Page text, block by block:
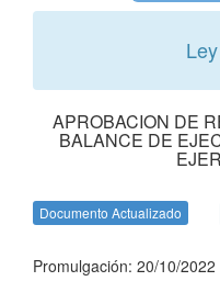
Ley
APROBACION DE
BALANCE DE
Documento Actualizado
Promulgación: 20/10/2022